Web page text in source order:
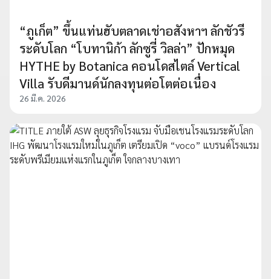
“ภูเก็ต” ขึ้นแท่นฮับตลาดเช่าอสังหาฯ ลักชัวรี
ระดับโลก “โบทานิก้า ลักซูรี่ วิลล่า” ปักหมุด
HYTHE by Botanica คอนโดสไตล์ Vertical
Villa รับดีมานด์นักลงทุนต่อโตต่อเนื่อง
26 มี.ค. 2026